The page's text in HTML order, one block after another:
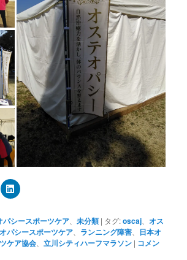
パシースポーツケア 、未分類 | タグ:oscaj 、オス
パシースポーツケア ランニング障害
日本オ
ケア協会 、立川シティハーフマラソン | コメン